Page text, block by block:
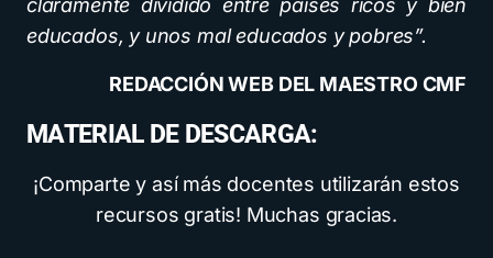
claramente dividido entre países ricos y bien
educados, y unos mal educados y pobres”.
REDACCIÓN WEB DEL MAESTRO CMF
MATERIAL DE DESCARGA:
¡Comparte y así más docentes utilizarán estos
recursos gratis! Muchas gracias.